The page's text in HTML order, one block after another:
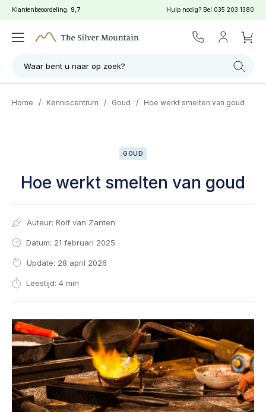
Klantenbeoordeling: 9,7 Hulp nodig? Bel 035 203 1380
Waar bent u naar op zoek?
Home / Kenniscentrum / Goud / Hoe werkt smelten van goud
GOUD
Hoe werkt smelten van goud
Auteur: Rolf van Zanten
Datum: 21 februari 2025
Update: 28 april 2026
Leestijd: 4 min